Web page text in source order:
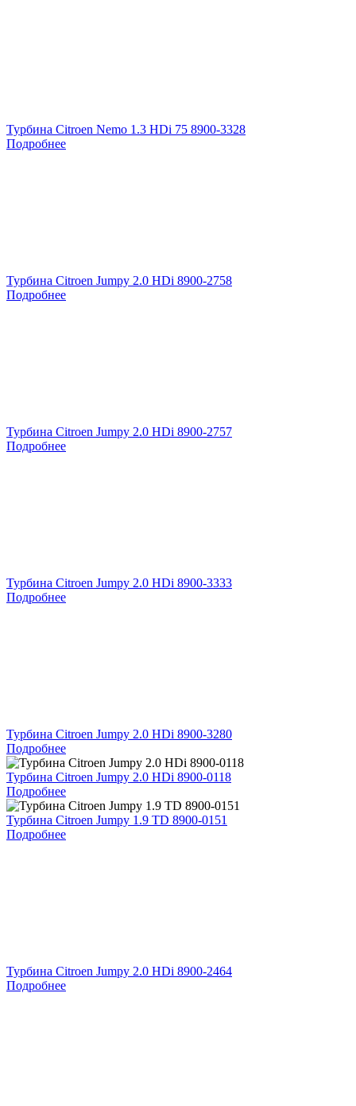
Турбина Citroen Nemo 1.3 HDi 75 8900-3328
Подробнее
Турбина Citroen Jumpy 2.0 HDi 8900-2758
Подробнее
Турбина Citroen Jumpy 2.0 HDi 8900-2757
Подробнее
Турбина Citroen Jumpy 2.0 HDi 8900-3333
Подробнее
Турбина Citroen Jumpy 2.0 HDi 8900-3280
Подробнее
Турбина Citroen Jumpy 2.0 HDi 8900-0118
Подробнее
Турбина Citroen Jumpy 1.9 TD 8900-0151
Подробнее
Турбина Citroen Jumpy 2.0 HDi 8900-2464
Подробнее